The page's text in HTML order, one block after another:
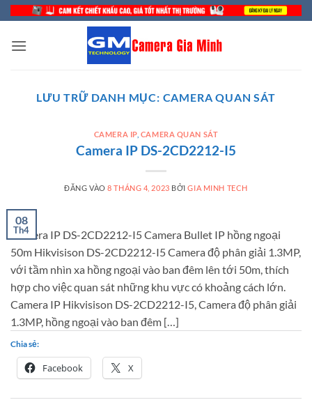
Bỏ
qua
nội
LƯU TRỮ DANH MỤC: CAMERA QUAN SÁT
CAMERA IP, CAMERA QUAN SÁT
Camera IP DS-2CD2212-I5
ĐĂNG VÀO8 THÁNG 4, 2023 BỞIGIA MINH TECH
08
Th4
Camera IP DS-2CD2212-I5 Camera Bullet IP hồng ngoại
50m Hikvisison DS-2CD2212-I5 Camera độ phân giải 1.3MP,
với tầm nhìn xa hồng ngoại vào ban đêm lên tới 50m, thích
hợp cho việc quan sát những khu vực có khoảng cách lớn.
Camera IP Hikvisison DS-2CD2212-I5, Camera độ phân giải
1.3MP, hồng ngoại vào ban đêm […]
Chia sẻ:
Facebook X